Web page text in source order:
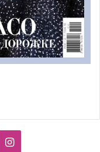
выступления
и обмен опытом.
пространство
Instagram